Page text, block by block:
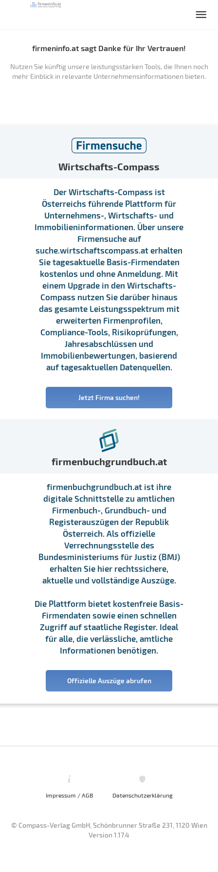
firmeninfo.at sagt Danke für Ihr Vertrauen!
Nutzen Sie künftig unsere leistungsstarken Tools, die Ihnen noch
mehr Einblick in relevante Unternehmensinformationen bieten.
Wirtschafts-Compass
Der Wirtschafts-Compass ist
Österreichs führende Plattform für
Unternehmens-, Wirtschafts- und
Immobilieninformationen. Über unsere
Firmensuche auf
suche.wirtschaftscompass.at erhalten
Sie tagesaktuelle Basis-Firmendaten
kostenlos und ohne Anmeldung. Mit
einem Upgrade in den Wirtschafts-
Compass nutzen Sie darüber hinaus
das gesamte Leistungsspektrum mit
erweiterten Firmenprofilen,
Compliance-Tools, Risikoprüfungen,
Jahresabschlüssen und
Immobilienbewertungen, basierend
auf tagesaktuellen Datenquellen.
Jetzt Firma suchen!
firmenbuchgrundbuch.at
firmenbuchgrundbuch.at ist ihre
digitale Schnittstelle zu amtlichen
Firmenbuch-, Grundbuch- und
Registerauszügen der Republik
Österreich. Als offizielle
Verrechnungsstelle des
Bundesministeriums für Justiz (BMJ)
erhalten Sie hier rechtssichere,
aktuelle und vollständige Auszüge.
Die Plattform bietet kostenfreie Basis-
Firmendaten sowie einen schnellen
Zugriff auf staatliche Register. Ideal
für alle, die verlässliche, amtliche
Informationen benötigen.
Offizielle Auszüge abrufen
Impressum / AGB Datenschutzerklärung
© Compass-Verlag GmbH, Schönbrunner Straße 231, 1120 Wien
Version 1.17.4